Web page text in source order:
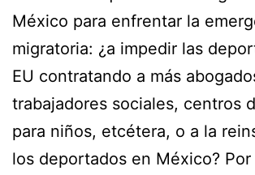
México para enfrentar la
migratoria: ¿a impedir las
EU contratando a más
trabajadores sociales, centros
para niños, etcétera, o a la
los deportados en México? Por